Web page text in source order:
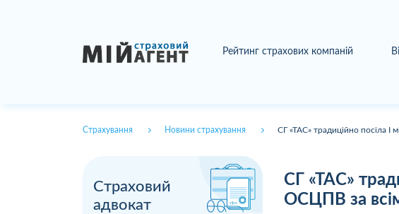
Рейтинг страхових компаній
Страхування Новини страхування СГ «ТАС» традиційно посіла І
Страховий
адвокат
СГ «ТАС»
ОСЦПВ за